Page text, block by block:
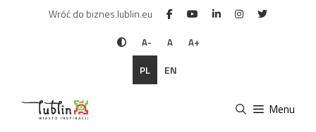
Wróć do biznes.lublin.eu
A- A A+
PL EN
Menu